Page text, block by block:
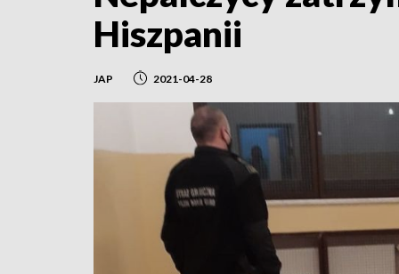
Hiszpanii
JAP 2021-04-28